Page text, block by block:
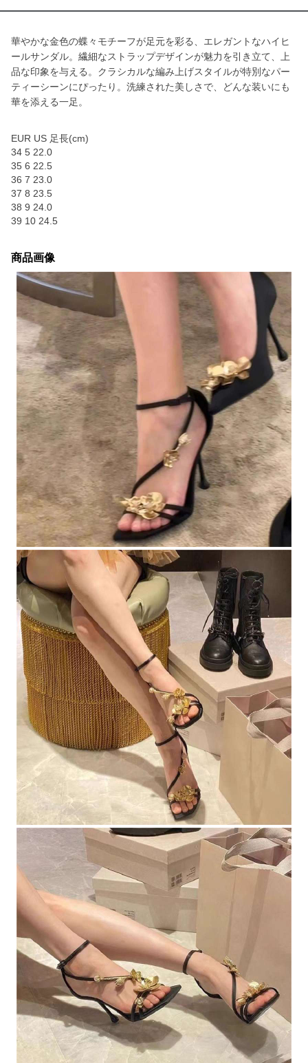
華やかな金色の蝶々モチーフが足元を彩る、エレガントなハイヒ
ールサンダル。繊細なストラップデザインが魅力を引き立て、上
品な印象を与える。クラシカルな編み上げスタイルが特別なパー
ティーシーンにぴったり。洗練された美しさで、どんな装いにも
華を添える一足。
EUR US 足長(cm)
34 5 22.0
35 6 22.5
36 7 23.0
37 8 23.5
38 9 24.0
39 10 24.5
商品画像